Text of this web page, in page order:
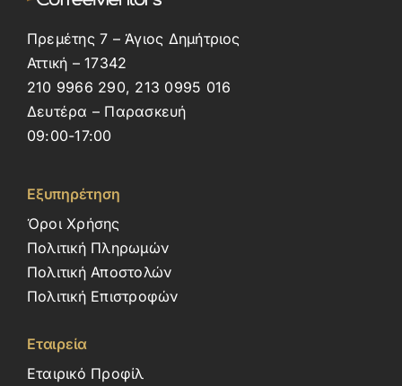
Πρεμέτης 7 – Άγιος Δημήτριος
Αττική – 17342
210 9966 290, 213 0995 016
Δευτέρα – Παρασκευή
09:00-17:00
Εξυπηρέτηση
Όροι Χρήσης
Πολιτική Πληρωμών
Πολιτική Αποστολών
Πολιτική Επιστροφών
Εταιρεία
Εταιρικό Προφίλ